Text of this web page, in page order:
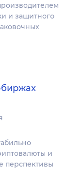
и защитного
и
перспективы